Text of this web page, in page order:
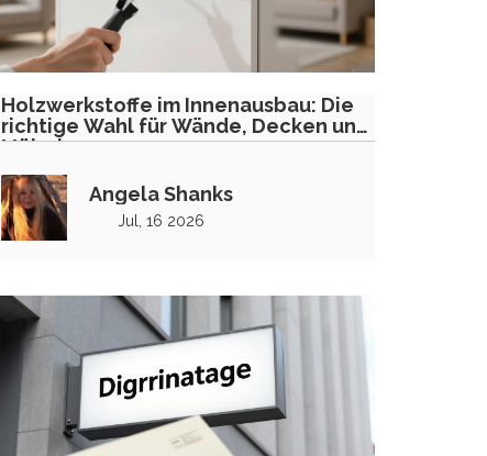
Holzwerkstoffe im Innenausbau: Die
richtige Wahl für Wände, Decken und
Möbel
Angela Shanks
Jul, 16 2026